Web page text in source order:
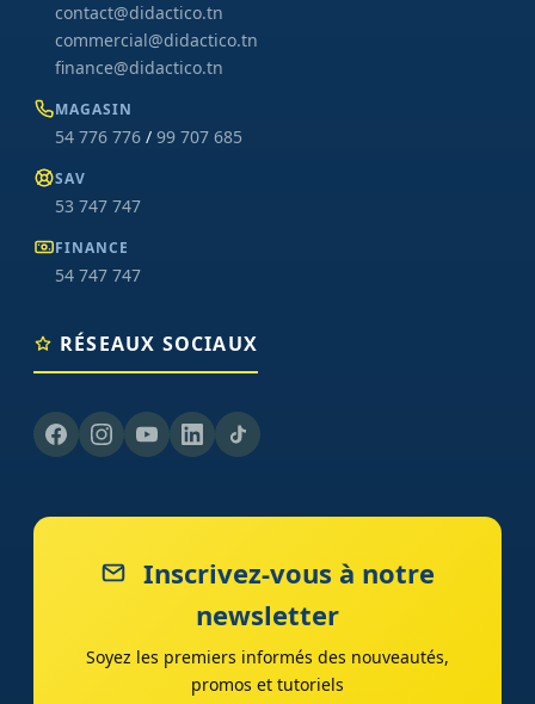
contact@didactico.tn
commercial@didactico.tn
finance@didactico.tn
MAGASIN
54 776 776 / 99 707 685
SAV
53 747 747
FINANCE
54 747 747
RÉSEAUX SOCIAUX
Inscrivez-vous à notre
newsletter
Soyez les premiers informés des nouveautés,
promos et tutoriels